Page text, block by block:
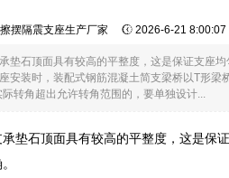
擦摆隔震支座生产厂家 2026-6-21
垫石顶面具有较高的平整度，这是保证支座
安装时，装配式钢筋混凝土简支梁桥以T形
转角超出允许转角范围的，要单独设计...
垫石顶面具有较高的平整度，这是保